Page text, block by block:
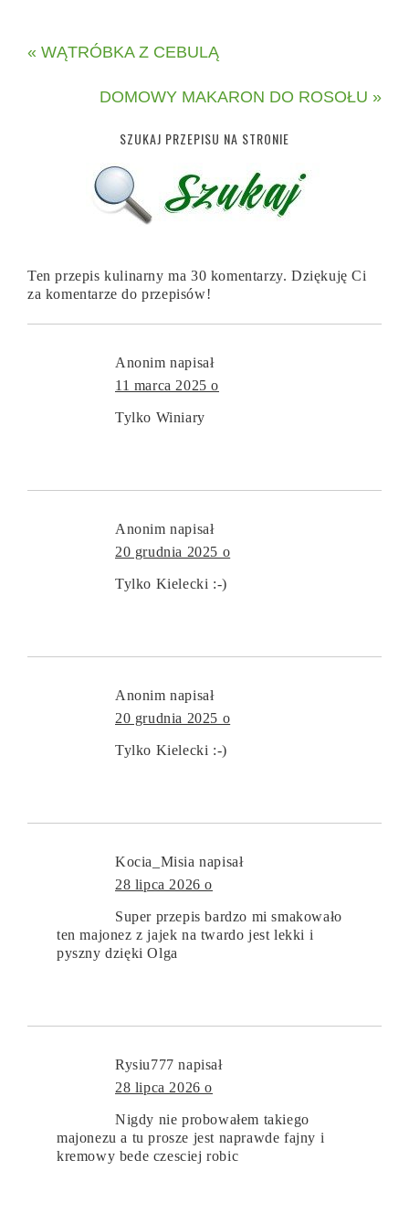
« WĄTRÓBKA Z CEBULĄ
DOMOWY MAKARON DO ROSOŁU »
SZUKAJ PRZEPISU NA STRONIE
Ten przepis kulinarny ma 30 komentarzy. Dziękuję Ci
za komentarze do przepisów!
Anonim napisał
11 marca 2025 o
Tylko Winiary
Anonim napisał
20 grudnia 2025 o
Tylko Kielecki :-)
Anonim napisał
20 grudnia 2025 o
Tylko Kielecki :-)
Kocia_Misia napisał
28 lipca 2026 o
Super przepis bardzo mi smakowało
ten majonez z jajek na twardo jest lekki i
pyszny dzięki Olga
Rysiu777 napisał
28 lipca 2026 o
Nigdy nie probowałem takiego
majonezu a tu prosze jest naprawde fajny i
kremowy bede czesciej robic